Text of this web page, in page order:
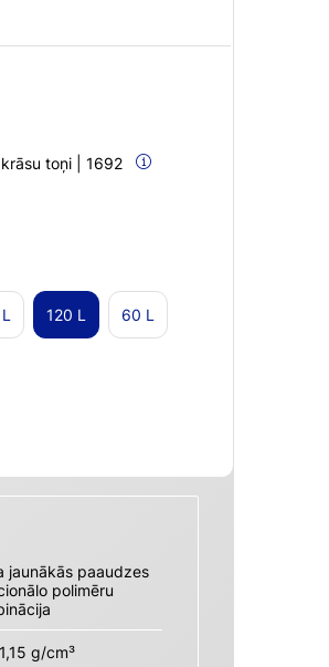
toņi | 1692
120 L 60 L
jaunākās paaudzes
polimēru
g/cm³